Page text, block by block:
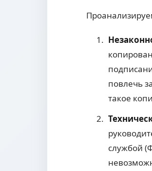
повлечь
такое
службой